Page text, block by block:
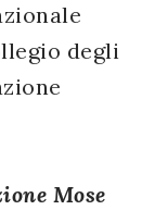
degli
Mose